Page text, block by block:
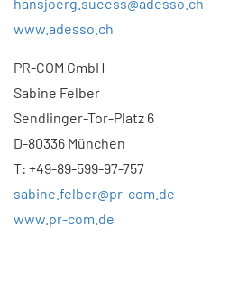
www.adesso.ch
PR-COM GmbH
Sabine Felber
Sendlinger-Tor-Platz 6
D-80336 München
T: +49-89-599-97-757
sabine.felber@pr-com.de
www.pr-com.de